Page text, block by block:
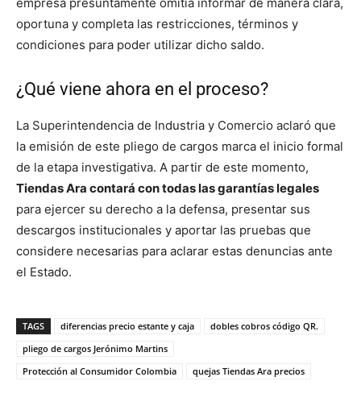
oportuna y completa las restricciones, términos y
condiciones para poder utilizar dicho saldo.
¿Qué viene ahora en el proceso?
La Superintendencia de Industria y Comercio aclaró que
la emisión de este pliego de cargos marca el inicio formal
de la etapa investigativa. A partir de este momento,
Tiendas Ara contará con todas las garantías legales
para ejercer su derecho a la defensa, presentar sus
descargos institucionales y aportar las pruebas que
considere necesarias para aclarar estas denuncias ante
el Estado.
TAGS diferencias precio estante y caja
dobles cobros código QR.
pliego de cargos Jerónimo Martins
Protección al Consumidor Colombia
quejas Tiendas Ara precios